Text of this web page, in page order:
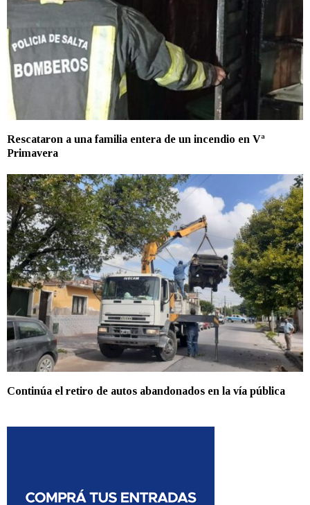
Rescataron a una familia entera de un incendio en Vª
Primavera
Continúa el retiro de autos abandonados en la vía pública